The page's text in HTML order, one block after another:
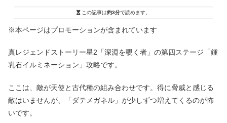
この記事は約3分で読めます。
※本ページはプロモーションが含まれています
真レジェンドストーリー星2「深淵を覗く者」の第四ステージ「鍾
乳石イルミネーション」攻略です。
ここは、敵が天使と古代種の組み合わせです。得に脅威と感じる
敵はいませんが、「ダテメガネル」が少しずつ増えてくるのが怖
いです。